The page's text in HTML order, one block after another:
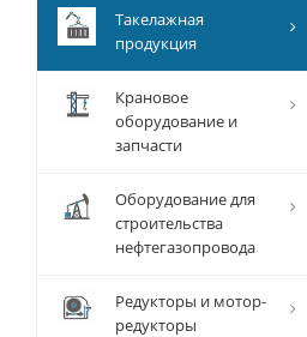
Такелажная
продукция
Крановое
оборудование и
запчасти
Оборудование для
строительства
нефтегазопровода
Редукторы и мотор-
редукторы